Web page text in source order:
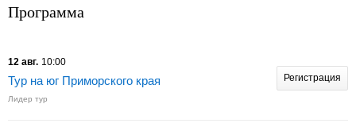
Программа
12 авг. 10:00
Тур на юг Приморского края
Лидер тур
Регистрация